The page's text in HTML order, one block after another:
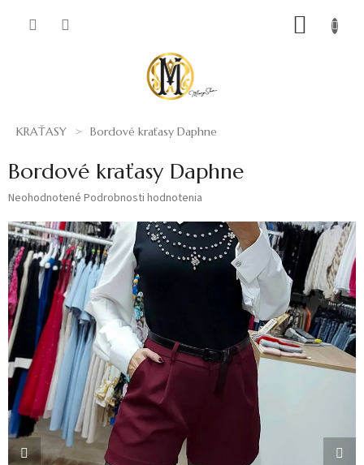
KRAŤASY Bordové kraťasy Daphne
Bordové kraťasy Daphne
Priemerné
produktu
je
0,0
z
5
hviezdičiek.
Neohodnotené Podrobnosti hodnotenia